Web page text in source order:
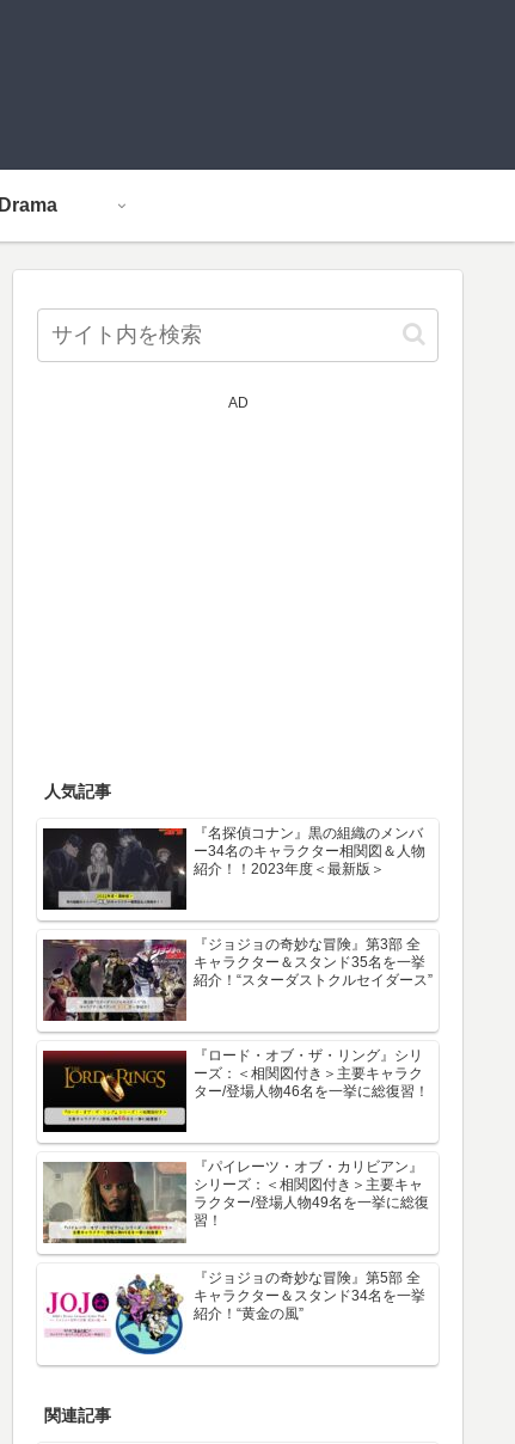
Drama
AD
人気記事
『名探偵コナン』黒の組織のメンバ
ー34名のキャラクター相関図＆人物
紹介！！2023年度＜最新版＞
『ジョジョの奇妙な冒険』第3部 全
キャラクター＆スタンド35名を一挙
紹介！“スターダストクルセイダース”
『ロード・オブ・ザ・リング』シリ
ーズ：＜相関図付き＞主要キャラク
ター/登場人物46名を一挙に総復習！
『パイレーツ・オブ・カリビアン』
シリーズ：＜相関図付き＞主要キャ
ラクター/登場人物49名を一挙に総復
習！
『ジョジョの奇妙な冒険』第5部 全
キャラクター＆スタンド34名を一挙
紹介！“黄金の風”
関連記事